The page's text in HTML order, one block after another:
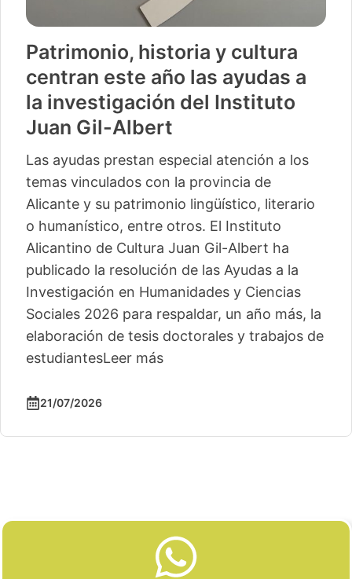
Patrimonio, historia y cultura
centran este año las ayudas a
la investigación del Instituto
Juan Gil-Albert
Las ayudas prestan especial atención a los
temas vinculados con la provincia de
Alicante y su patrimonio lingüístico, literario
o humanístico, entre otros. El Instituto
Alicantino de Cultura Juan Gil-Albert ha
publicado la resolución de las Ayudas a la
Investigación en Humanidades y Ciencias
Sociales 2026 para respaldar, un año más, la
elaboración de tesis doctorales y trabajos de
estudiantesLeer más
21/07/2026